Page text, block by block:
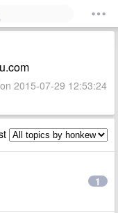
2015-07-29 12:53:24
1